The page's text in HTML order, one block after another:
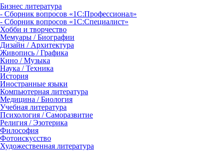
Бизнес литература
- Сборник вопросов «1С:Профессионал»
- Сборник вопросов «1С:Специалист»
Хобби и творчество
Мемуары / Биографии
Дизайн / Архитектура
Живопись / Графика
Кино / Музыка
Наука / Техника
История
Иностранные языки
Компьютерная литература
Медицина / Биология
Учебная литература
Психология / Саморазвитие
Религия / Эзотерика
Философия
Фотоискусство
Художественная литература